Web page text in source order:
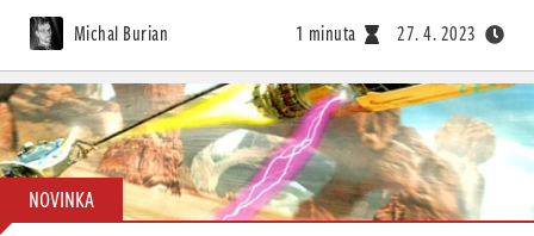
Michal Burian 1 minuta 27. 4. 2023
NOVINKA